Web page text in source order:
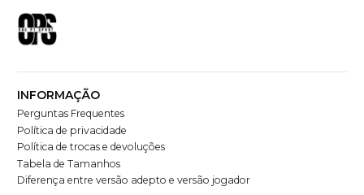
INFORMAÇÃO
Perguntas Frequentes
Política de privacidade
Política de trocas e devoluções
Tabela de Tamanhos
Diferença entre versão adepto e versão jogador